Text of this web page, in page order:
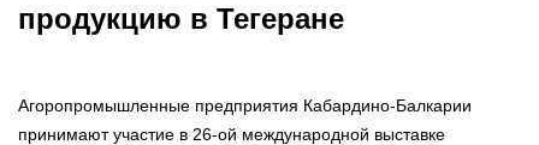
продукцию в Тегеране
Агоропромышленные предприятия Кабардино-Балкарии
принимают участие в 26-ой международной выставке